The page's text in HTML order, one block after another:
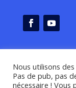
Nous utilisons
Pas de pub, pas
nécessaire ! Vous